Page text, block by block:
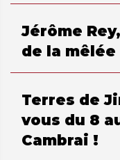
Jérôme
de la mêlée
Terres de
vous du 8
Cambrai !